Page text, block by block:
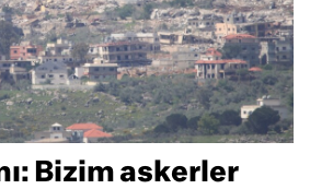
Bizim askerler